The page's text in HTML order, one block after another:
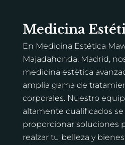
Medicina
En Medicina Estética
Majadahonda, Madrid,
medicina estética
amplia gama de
corporales. Nuestro
altamente cualificados se
proporcionar soluciones
realzar tu belleza y